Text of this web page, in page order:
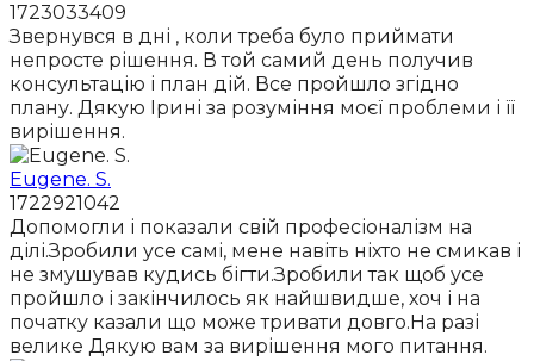
1723033409
Звернувся в дні , коли треба було приймати
непросте рішення. В той самий день получив
консультацію і план дій. Все пройшло згідно
плану. Дякую Ірині за розуміння моєї проблеми і її
вирішення.
Eugene. S.
1722921042
Допомогли і показали свій професіоналізм на
ділі.Зробили усе самі, мене навіть ніхто не смикав і
не змушував кудись бігти.Зробили так щоб усе
пройшло і закінчилось як найшвидше, хоч і на
початку казали що може тривати довго.На разі
велике Дякую вам за вирішення мого питання.